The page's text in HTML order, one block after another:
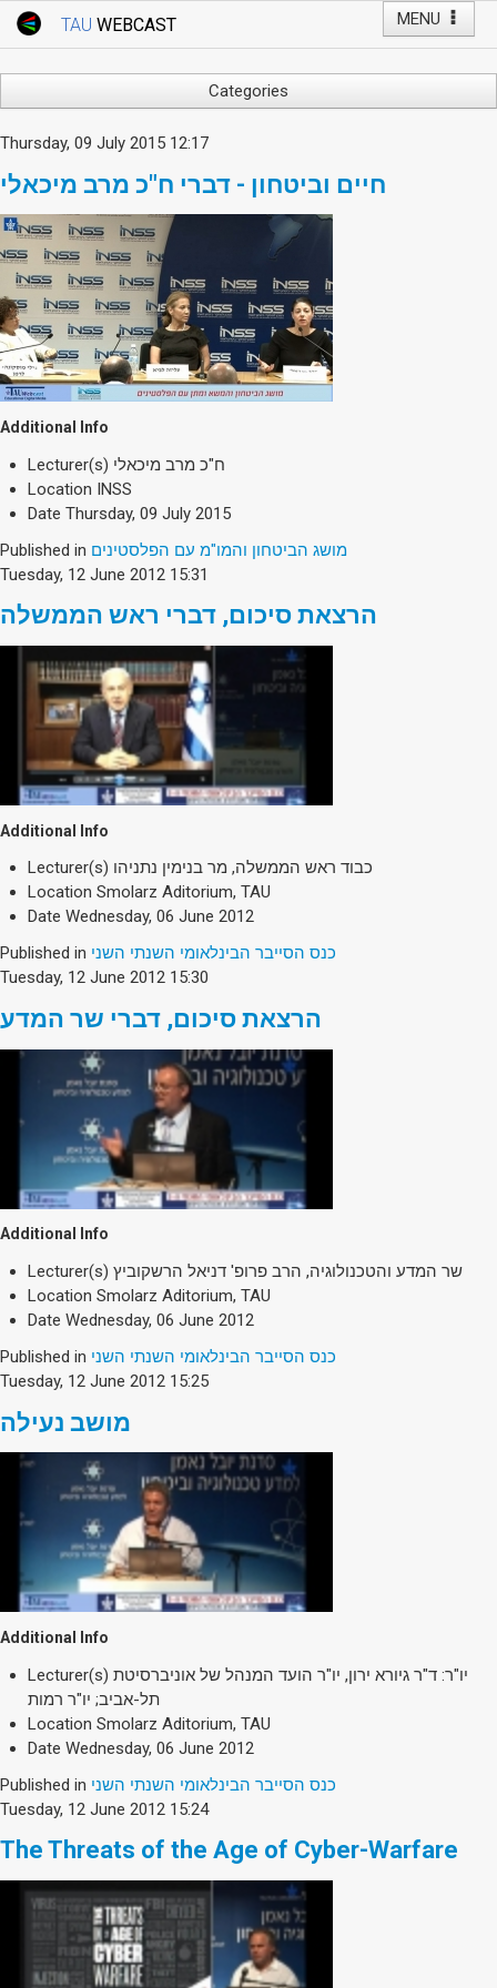
MENU
TAU WEBCAST
Webcast: Courses
Events
Live Webcast
TAU General Events
Faculty Events
YouTube Channel
Categories
Business & Management
Computers
Education
Faculty Events
Faculty of Law
History
Humanities
Lecture Series
Live Webcast
Medicine & Life Sciences
Science
Society & Politics
SEARCH
Search
Thursday, 09 July 2015 12:17
חיים וביטחון - דברי ח"כ מרב מיכאלי
Additional Info
Lecturer(s) ח"כ מרב מיכאלי
Location INSS
Date Thursday, 09 July 2015
Published in מושג הביטחון והמו"מ עם הפלסטינים
Tuesday, 12 June 2012 15:31
הרצאת סיכום, דברי ראש הממשלה
Additional Info
Lecturer(s) כבוד ראש הממשלה, מר בנימין נתניהו
Location Smolarz Aditorium, TAU
Date Wednesday, 06 June 2012
Published in כנס הסייבר הבינלאומי השנתי השני
Tuesday, 12 June 2012 15:30
הרצאת סיכום, דברי שר המדע
Additional Info
Lecturer(s) שר המדע והטכנולוגיה, הרב פרופ' דניאל הרשקוביץ
Location Smolarz Aditorium, TAU
Date Wednesday, 06 June 2012
Published in כנס הסייבר הבינלאומי השנתי השני
Tuesday, 12 June 2012 15:25
מושב נעילה
Additional Info
Lecturer(s) יו"ר: ד"ר גיורא ירון, יו"ר הועד המנהל של אוניברסיטת
תל-אביב; יו"ר רמות
Location Smolarz Aditorium, TAU
Date Wednesday, 06 June 2012
Published in כנס הסייבר הבינלאומי השנתי השני
Tuesday, 12 June 2012 15:24
The Threats of the Age of Cyber-Warfare